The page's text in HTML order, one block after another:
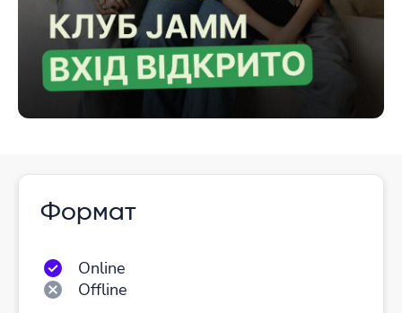
Формат
Online
Offline